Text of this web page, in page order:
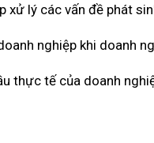
xử lý các vấn đề phát
nghiệp khi doanh
thực tế của doanh